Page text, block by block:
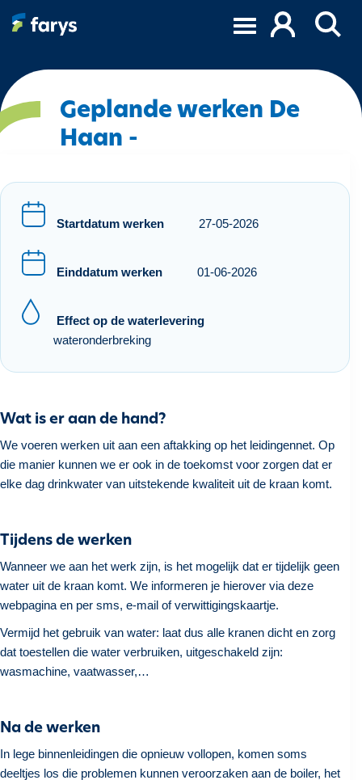
l
a
e
n
u
Geplande werken De
Haan -
Startdatum werken 27-05-2026
Einddatum werken 01-06-2026
Effect op de waterlevering
wateronderbreking
Wat is er aan de hand?
We voeren werken uit aan een aftakking op het leidingennet. Op
die manier kunnen we er ook in de toekomst voor zorgen dat er
elke dag drinkwater van uitstekende kwaliteit uit de kraan komt.
Tijdens de werken
Wanneer we aan het werk zijn, is het mogelijk dat er tijdelijk geen
water uit de kraan komt. We informeren je hierover via deze
webpagina en per sms, e-mail of verwittigingskaartje.
Vermijd het gebruik van water: laat dus alle kranen dicht en zorg
dat toestellen die water verbruiken, uitgeschakeld zijn:
wasmachine, vaatwasser,…
Na de werken
In lege binnenleidingen die opnieuw vollopen, komen soms
deeltjes los die problemen kunnen veroorzaken aan de boiler, het